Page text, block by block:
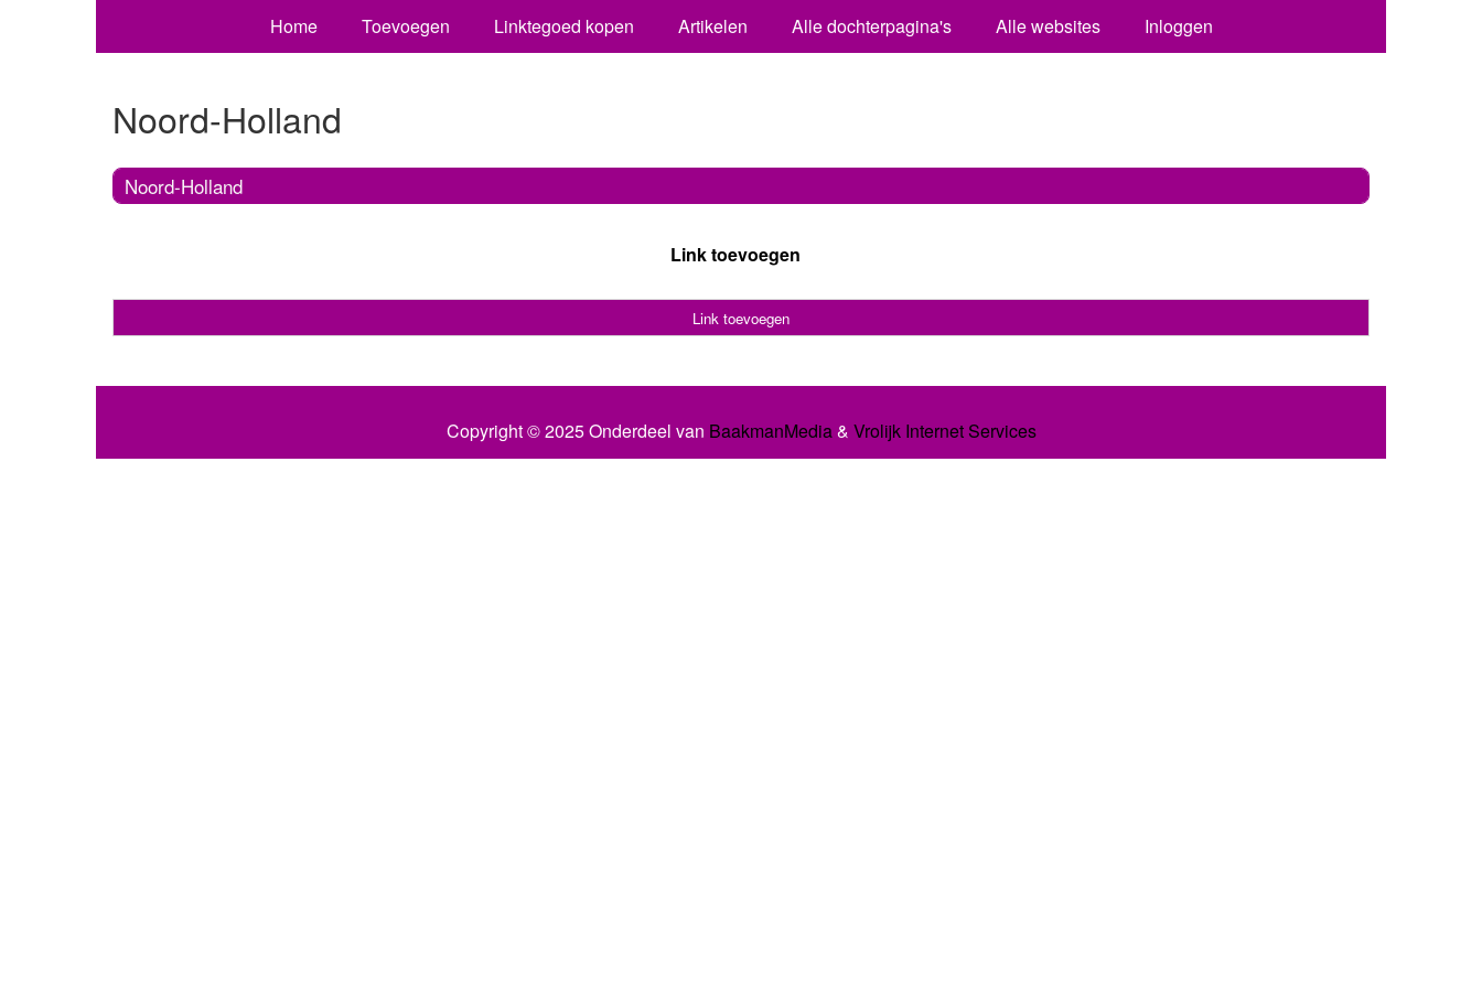
Home Toevoegen Linktegoed kopen Artikelen Alle dochterpagina's Alle websites Inloggen
Noord-Holland
Noord-Holland
Link toevoegen
Link toevoegen
Copyright © 2025 Onderdeel van BaakmanMedia& Vrolijk Internet Services